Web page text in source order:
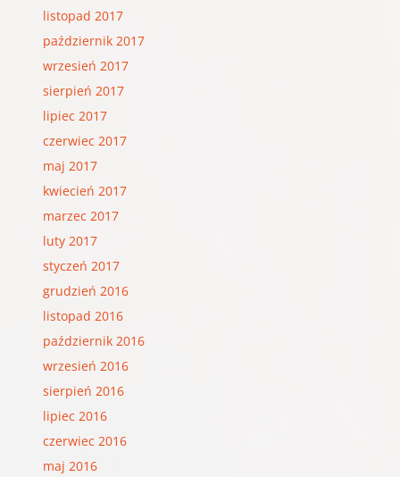
listopad 2017
październik 2017
wrzesień 2017
sierpień 2017
lipiec 2017
czerwiec 2017
maj 2017
kwiecień 2017
marzec 2017
luty 2017
styczeń 2017
grudzień 2016
listopad 2016
październik 2016
wrzesień 2016
sierpień 2016
lipiec 2016
czerwiec 2016
maj 2016